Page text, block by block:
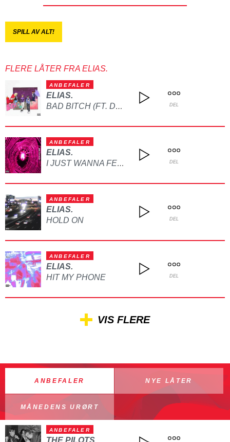
SPILL AV ALT!
FLERE LÅTER FRA ELIAS.
ANBEFALER
ELIAS.
BAD BITCH (FT. DAMPSZN) DEL
ANBEFALER
ELIAS.
I JUST WANNA FEEL (FT. FR6NCO) DEL
ANBEFALER
ELIAS.
HOLD ON
DEL
ANBEFALER
ELIAS.
HIT MY PHONE
DEL
VIS FLERE
ANBEFALER NYE LÅTER
MÅNEDENS URØRT
ANBEFALER
THE PILOTS